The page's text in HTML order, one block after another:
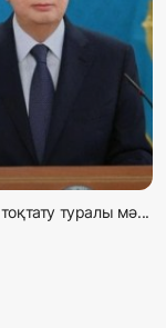
туралы мә...